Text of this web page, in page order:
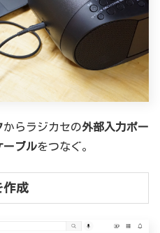
からラジカセの外部入力ポー
ーブルをつなぐ。
作成